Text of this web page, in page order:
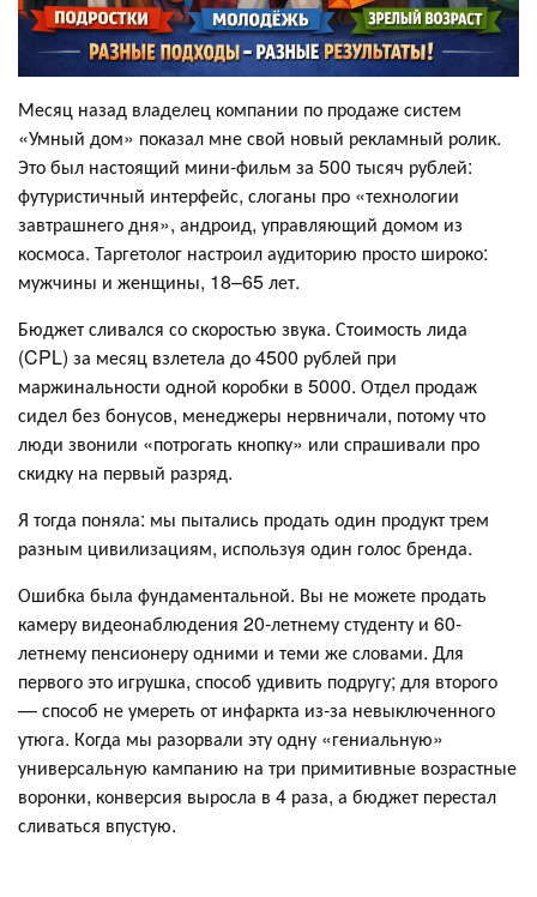
Месяц назад владелец компании по продаже систем
«Умный дом» показал мне свой новый рекламный ролик.
Это был настоящий мини-фильм за 500 тысяч рублей:
футуристичный интерфейс, слоганы про «технологии
завтрашнего дня», андроид, управляющий домом из
космоса. Таргетолог настроил аудиторию просто широко:
мужчины и женщины, 18–65 лет.
Бюджет сливался со скоростью звука. Стоимость лида
(CPL) за месяц взлетела до 4500 рублей при
маржинальности одной коробки в 5000. Отдел продаж
сидел без бонусов, менеджеры нервничали, потому что
люди звонили «потрогать кнопку» или спрашивали про
скидку на первый разряд.
Я тогда поняла: мы пытались продать один продукт трем
разным цивилизациям, используя один голос бренда.
Ошибка была фундаментальной. Вы не можете продать
камеру видеонаблюдения 20-летнему студенту и 60-
летнему пенсионеру одними и теми же словами. Для
первого это игрушка, способ удивить подругу; для второго
— способ не умереть от инфаркта из-за невыключенного
утюга. Когда мы разорвали эту одну «гениальную»
универсальную кампанию на три примитивные возрастные
воронки, конверсия выросла в 4 раза, а бюджет перестал
сливаться впустую.